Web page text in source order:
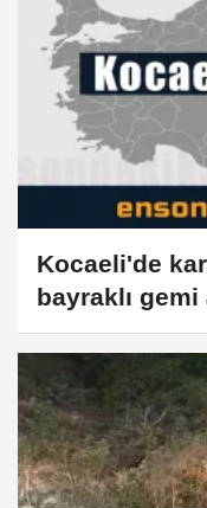
Kocaeli'de
bayraklı gemi